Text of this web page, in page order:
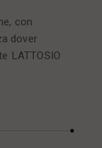
con
dover
LATTOSIO